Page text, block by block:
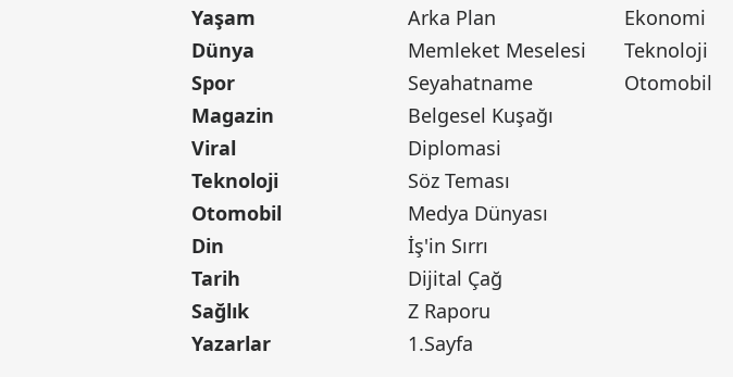
Yaşam
Dünya
Spor
Magazin
Viral
Teknoloji
Otomobil
Din
Tarih
Sağlık
Yazarlar
Arka Plan
Memleket Meselesi
Seyahatname
Belgesel Kuşağı
Diplomasi
Söz Teması
Medya Dünyası
İş'in Sırrı
Dijital Çağ
Z Raporu
1.Sayfa
Ekonomi
Teknoloji
Otomobil